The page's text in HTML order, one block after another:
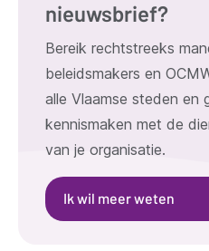
nieuwsbrief?
Bereik rechtstreeks
beleidsmakers en
alle Vlaamse steden en
kennismaken met de
van je organisatie.
Ik wil meer weten